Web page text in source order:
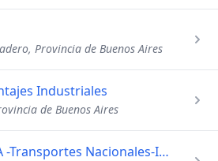
Provincia de Buenos Aires
Industriales
de Buenos Aires
Barabino y Grandi SA -Transportes Nacionales-Internacionales